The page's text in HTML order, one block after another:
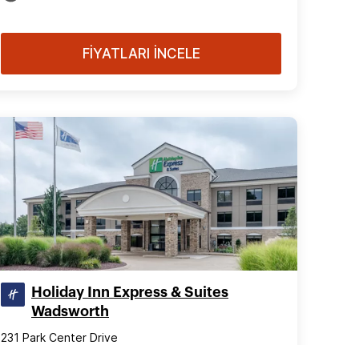
FİYATLARI İNCELE
Holiday Inn Express & Suites
Wadsworth
231 Park Center Drive